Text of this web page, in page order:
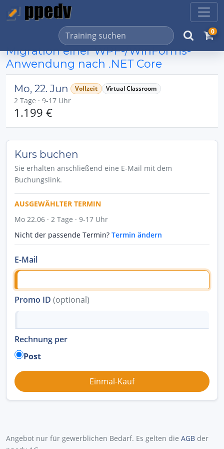
0
Migration einer WPF-/WinForms-
Anwendung nach .NET Core
Mo, 22. Jun Vollzeit Virtual Classroom
2 Tage · 9-17 Uhr
1.199 €
Kurs buchen
Sie erhalten anschließend eine E-Mail mit dem
Buchungslink.
AUSGEWÄHLTER TERMIN
Mo 22.06 · 2 Tage · 9-17 Uhr
Nicht der passende Termin? Termin ändern
E-Mail
Promo ID (optional)
Rechnung per
Post
Angebot nur für gewerblichen Bedarf. Es gelten die AGB der